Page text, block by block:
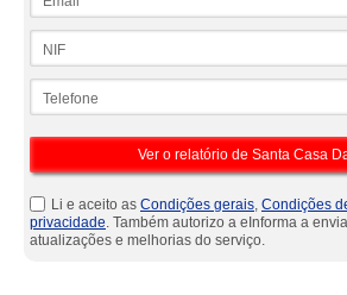
Li e aceito as Condições gerais, Condições
privacidade. Também autorizo a eInforma a
atualizações e melhorias do serviço.